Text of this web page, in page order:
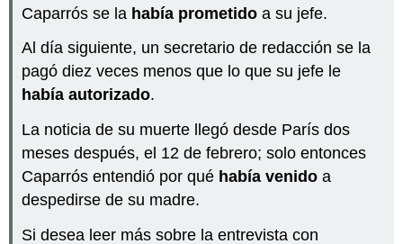
Caparrós se la había prometido a su jefe.
Al día siguiente, un secretario de redacción se la
pagó diez veces menos que lo que su jefe le
había autorizado.
La noticia de su muerte llegó desde París dos
meses después, el 12 de febrero; solo entonces
Caparrós entendió por qué había venido a
despedirse de su madre.
Si desea leer más sobre la entrevista con